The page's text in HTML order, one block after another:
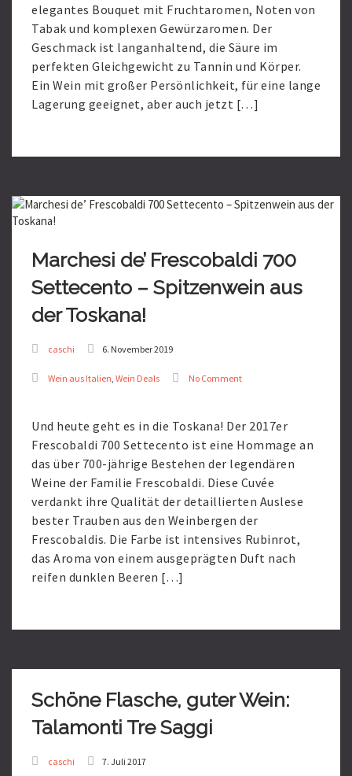
elegantes Bouquet mit Fruchtaromen, Noten von
Tabak und komplexen Gewürzaromen. Der
Geschmack ist langanhaltend, die Säure im
perfekten Gleichgewicht zu Tannin und Körper.
Ein Wein mit großer Persönlichkeit, für eine lange
Lagerung geeignet, aber auch jetzt […]
Marchesi de’ Frescobaldi 700
Settecento – Spitzenwein aus
der Toskana!
caschi 6. November 2019
Wein aus Italien, Wein Deals No Comment
Und heute geht es in die Toskana! Der 2017er
Frescobaldi 700 Settecento ist eine Hommage an
das über 700-jährige Bestehen der legendären
Weine der Familie Frescobaldi. Diese Cuvée
verdankt ihre Qualität der detaillierten Auslese
bester Trauben aus den Weinbergen der
Frescobaldis. Die Farbe ist intensives Rubinrot,
das Aroma von einem ausgeprägten Duft nach
reifen dunklen Beeren […]
Schöne Flasche, guter Wein:
Talamonti Tre Saggi
caschi 7. Juli 2017